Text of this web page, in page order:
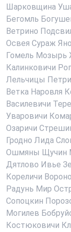
Шарковщина
Бегомль
Ветрино
Освея Сураж
Гомель Мозырь
Калинковичи
Лельчицы
Ветка Наровля
Василевичи
Уваровичи
Озаричи
Гродно Лида
Ошмяны Щучин
Дятлово Ивье
Кореличи
Радунь Мир
Сопоцкин
Могилев
Костюковичи